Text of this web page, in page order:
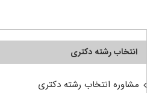
انتخاب رشته دکتری
مشاوره انتخاب رشته دکتری